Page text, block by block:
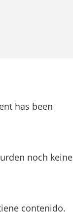
has been
noch keine
contenido.